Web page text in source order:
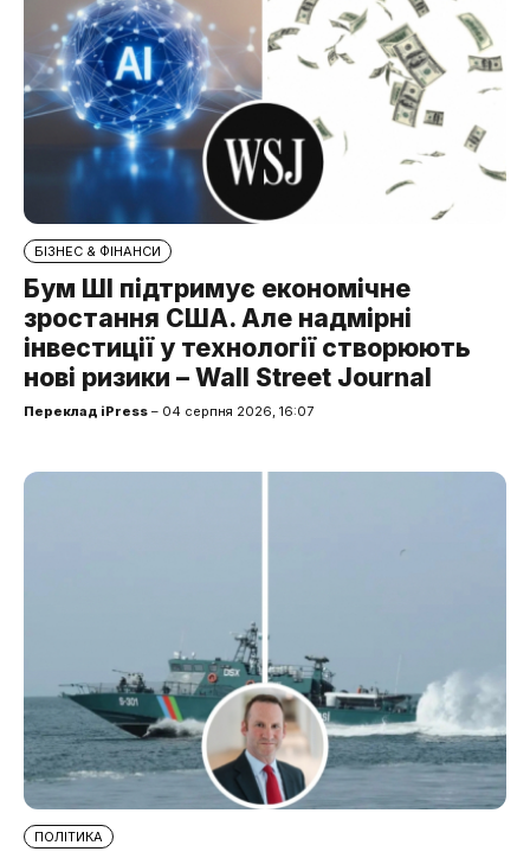
БІЗНЕС & ФІНАНСИ
Бум ШІ підтримує економічне
зростання США. Але надмірні
інвестиції у технології створюють
нові ризики – Wall Street Journal
Переклад iPress – 04 серпня 2026, 16:07
ПОЛІТИКА